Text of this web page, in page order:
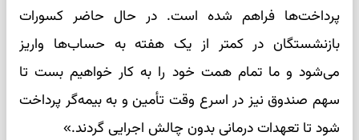
پرداخت‌ها فراهم شده است. در حال حاضر کسورات
بازنشستگان در کمتر از یک هفته به حساب‌ها واریز
می‌شود و ما تمام همت خود را به کار خواهیم بست تا
سهم صندوق نیز در اسرع وقت تأمین و به بیمه‌گر پرداخت
شود تا تعهدات درمانی بدون چالش اجرایی گردند.»